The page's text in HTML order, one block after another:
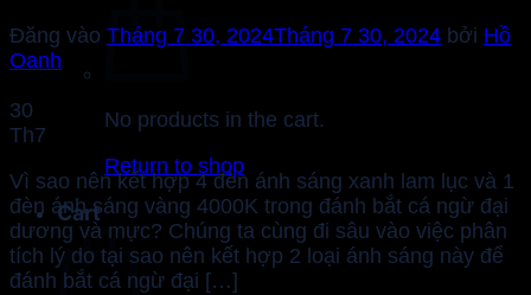
No products in the cart.
Return to shop
Cart
Đăng vào Tháng 7 30, 2024Tháng 7 30, 2024 bởi Hồ
Oanh
30
Th7
Vì sao nên kết hợp 4 đèn ánh sáng xanh lam lục và 1
đèn ánh sáng vàng 4000K trong đánh bắt cá ngừ đại
dương và mực? Chúng ta cùng đi sâu vào việc phân
tích lý do tại sao nên kết hợp 2 loại ánh sáng này để
đánh bắt cá ngừ đại […]